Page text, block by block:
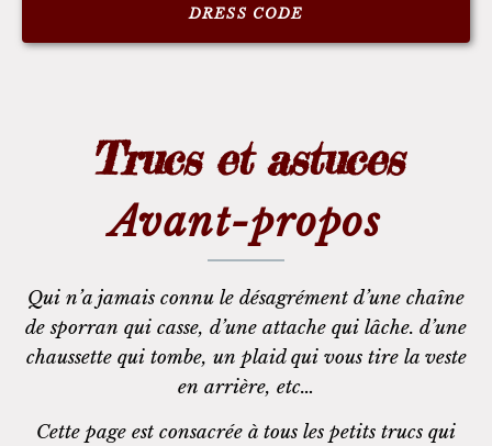
DRESS CODE
Trucs et astuces
Avant-propos
Qui n’a jamais connu le désagrément d’une chaîne
de sporran qui casse, d’une attache qui lâche. d’une
chaussette qui tombe, un plaid qui vous tire la veste
en arrière, etc…​
Cette page est consacrée à tous les petits trucs qui